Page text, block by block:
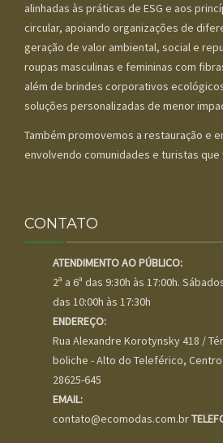
alinhadas às práticas de ESG e aos
circular, apoiando organizações de
geração de valor ambiental, social e
roupas masculinas e femininas com
além de brindes corporativos
soluções personalizadas de menor
Também promovemos a restauração e
envolvendo comunidades e turistas que
CONTATO
ATENDIMENTO AO PÚBLICO:
2ª a 6ª das 9:30h às 17:00h.
das 10:00h às 17:30h
ENDEREÇO:
Rua Alexandre Korotynsky 418 /
boliche - Alto do Teleférico,
28625-645
EMAIL:
contato@ecomodas.com.br